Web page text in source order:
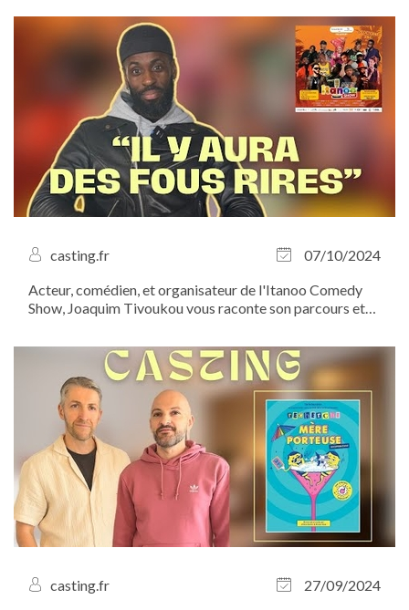
casting.fr
07/10/2024
Acteur, comédien, et organisateur de l'Itanoo Comedy
Show, Joaquim Tivoukou vous raconte son parcours et
incontournable du stand-up. Le 20 octobre prochain,
venez assister à un show réinventé, plein de...
casting.fr
27/09/2024